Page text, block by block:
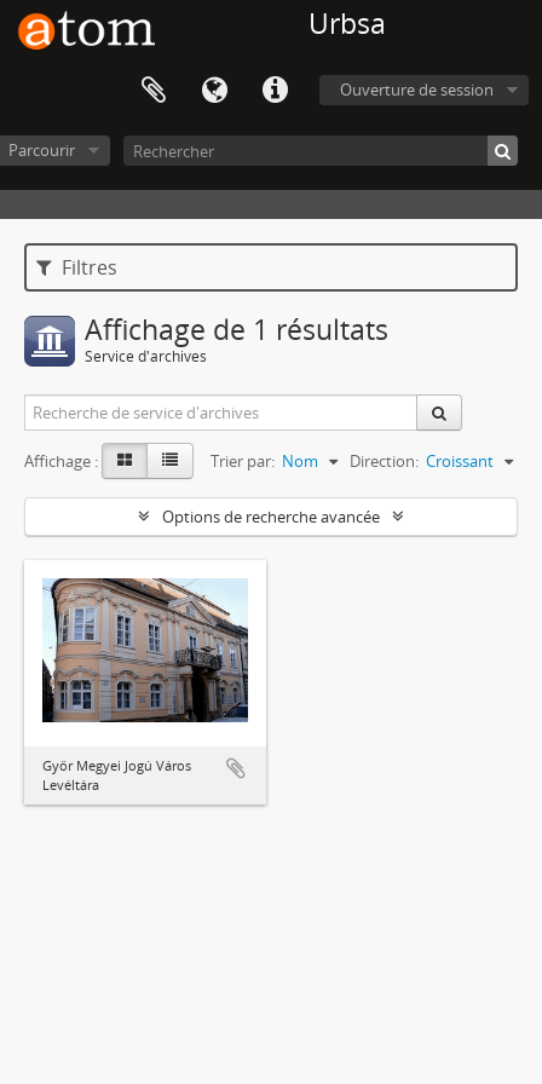
Urbsa
Ouverture de session
Parcourir
Filtres
Affichage de 1 résultats
Service d'archives
Affichage : Trier par: Nom Direction: Croissant
Options de recherche avancée
Győr Megyei Jogú Város
Levéltára